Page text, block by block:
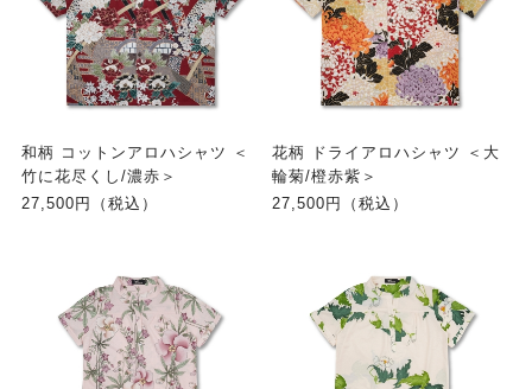
和柄 コットンアロハシャツ ＜
竹に花尽くし/濃赤＞
27,500円（税込）
花柄 ドライアロハシャツ ＜大
輪菊/橙赤紫＞
27,500円（税込）